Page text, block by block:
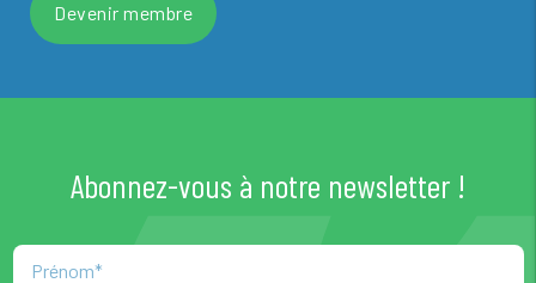
Devenir membre
Abonnez-vous à notre newsletter !